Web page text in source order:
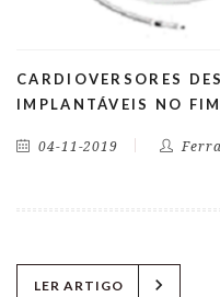
CARDIOVERSORES
IMPLANTÁVEIS NO
04-11-2019
LER ARTIGO chevron_right